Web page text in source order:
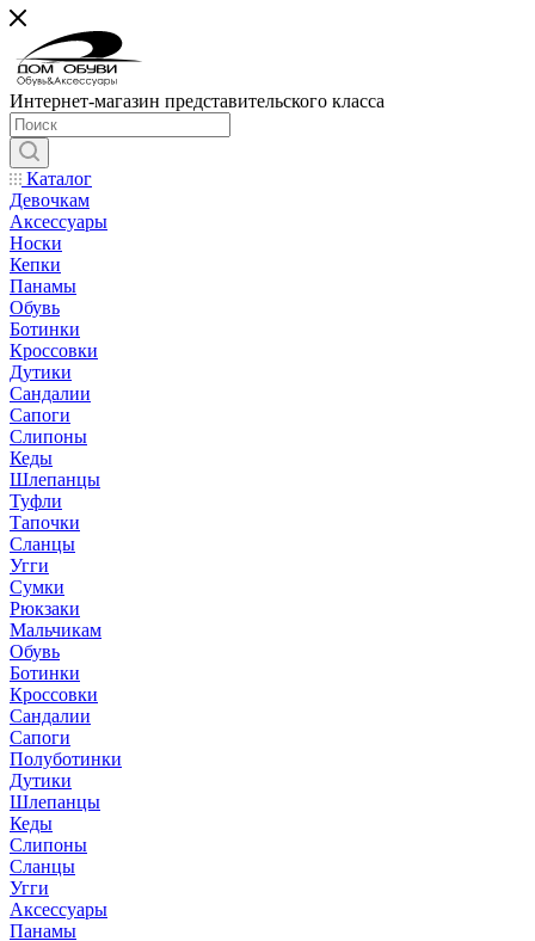
Интернет-магазин представительского класса
Каталог
Девочкам
Аксессуары
Носки
Кепки
Панамы
Обувь
Ботинки
Кроссовки
Дутики
Сандалии
Сапоги
Слипоны
Кеды
Шлепанцы
Туфли
Тапочки
Сланцы
Угги
Сумки
Рюкзаки
Мальчикам
Обувь
Ботинки
Кроссовки
Сандалии
Сапоги
Полуботинки
Дутики
Шлепанцы
Кеды
Слипоны
Сланцы
Угги
Аксессуары
Панамы